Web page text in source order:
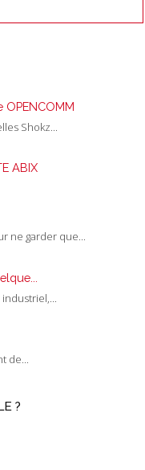
Shokz...
ABIX
ne garder que...
de...
?